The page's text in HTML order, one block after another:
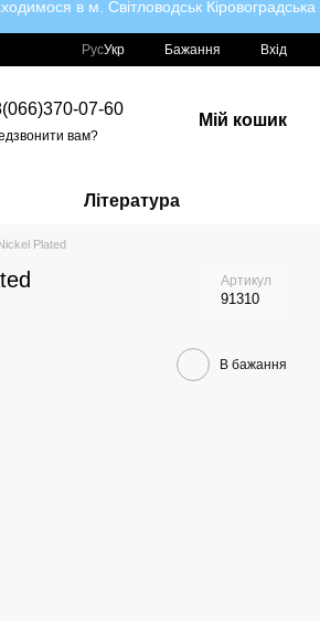
в м. Світловодськ Кіровоградська
РусУкр Бажання Вхід
07-60
вам?
Мій кошик
Література
Plated
Артикул
91310
В бажання